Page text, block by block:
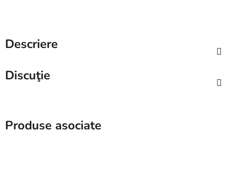
Descriere
Discuţie
Produse asociate